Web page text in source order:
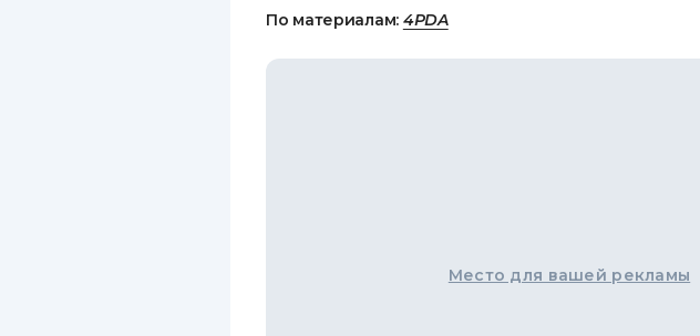
По материалам: 4PDA
Место для вашей рекламы